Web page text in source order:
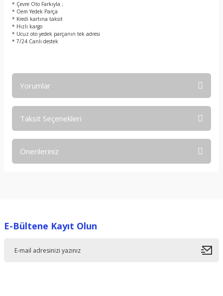
* Çevre Oto Farkıyla ;
* Oem Yedek Parça
* Kredi kartına taksit
* Hızlı kargo
* Ucuz oto yedek parçanın tek adresi
* 7/24 Canlı destek
Yorumlar
Taksit Seçenekleri
Önerileriniz
Ürün resmi kalitesiz, bozuk veya görüntülenemiyor.
E-Bültene Kayıt Olun